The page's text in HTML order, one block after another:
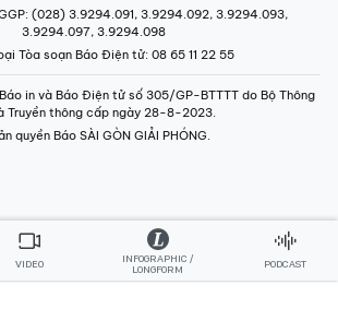
: (028) 3.9294.091, 3.9294.092, 3.9294.093,
3.9294.097, 3.9294.098
Tòa soạn Báo Điện tử: 08 65 11 22 55
in và Báo Điện tử số 305/GP-BTTTT do Bộ Thông
Truyền thông cấp ngày 28-8-2023.
quyền Báo SÀI GÒN GIẢI PHÓNG.
VIDEO
INFOGRAPHIC /
LONGFORM
PODCAST